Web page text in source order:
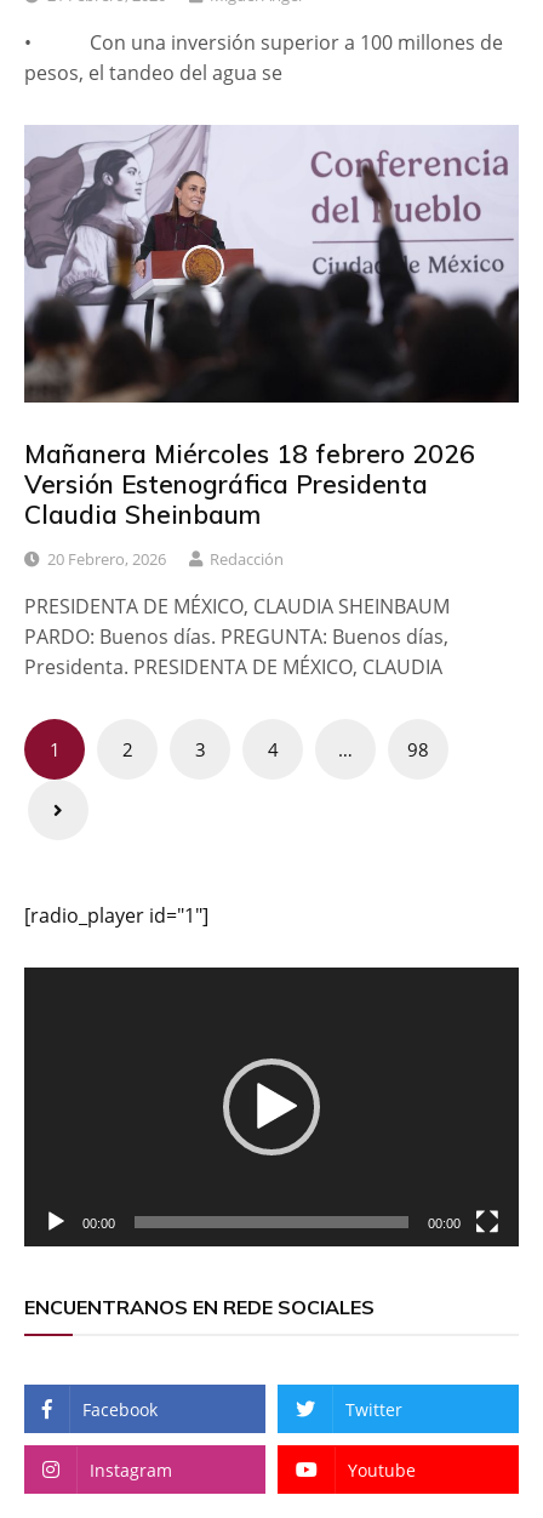
• Con una inversión superior a 100 millones de
pesos, el tandeo del agua se
Mañanera Miércoles 18 febrero 2026
Versión Estenográfica Presidenta
Claudia Sheinbaum
20 Febrero, 2026 Redacción
PRESIDENTA DE MÉXICO, CLAUDIA SHEINBAUM
PARDO: Buenos días. PREGUNTA: Buenos días,
Presidenta. PRESIDENTA DE MÉXICO, CLAUDIA
Paginación
de
entradas
1 2 3 4 … 98
[radio_player id="1"]
00:00 00:00
ENCUENTRANOS EN REDE SOCIALES
Facebook Twitter
Instagram Youtube